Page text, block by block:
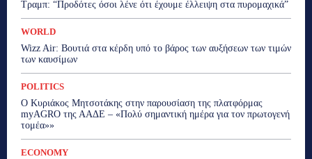
Τραμπ: “Προδότες όσοι λένε ότι έχουμε έλλειψη στα πυρομαχικά”
WORLD
Wizz Air: Βουτιά στα κέρδη υπό το βάρος των αυξήσεων των τιμών
των καυσίμων
POLITICS
Ο Κυριάκος Μητσοτάκης στην παρουσίαση της πλατφόρμας
myAGRO της ΑΑΔΕ – «Πολύ σημαντική ημέρα για τον πρωτογενή
τομέα»»
ECONOMY